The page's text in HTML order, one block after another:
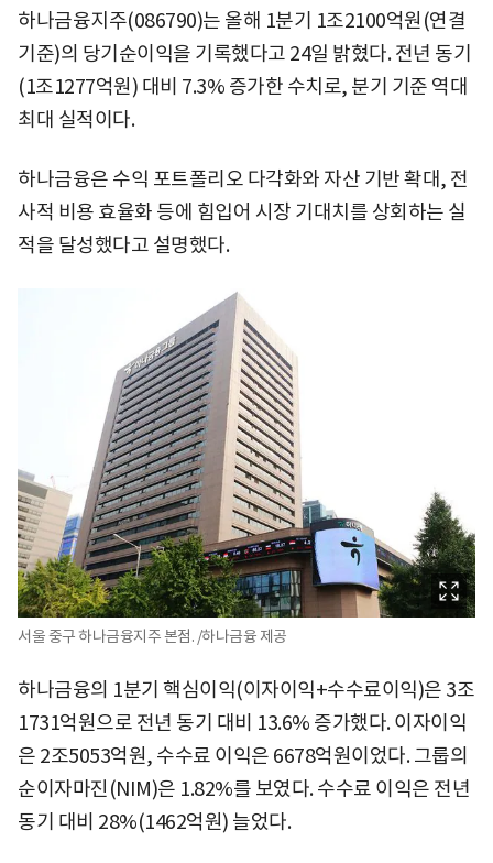
하나금융지주(086790)는 올해 1분기 1조2100억원(연결
기준)의 당기순이익을 기록했다고 24일 밝혔다. 전년 동기
(1조1277억원) 대비 7.3% 증가한 수치로, 분기 기준 역대
최대 실적이다.
하나금융은 수익 포트폴리오 다각화와 자산 기반 확대, 전
사적 비용 효율화 등에 힘입어 시장 기대치를 상회하는 실
적을 달성했다고 설명했다.
서울 중구 하나금융지주 본점. /하나금융 제공
하나금융의 1분기 핵심이익(이자이익+수수료이익)은 3조
1731억원으로 전년 동기 대비 13.6% 증가했다. 이자이익
은 2조5053억원, 수수료 이익은 6678억원이었다. 그룹의
순이자마진(NIM)은 1.82%를 보였다. 수수료 이익은 전년
동기 대비 28%(1462억원) 늘었다.